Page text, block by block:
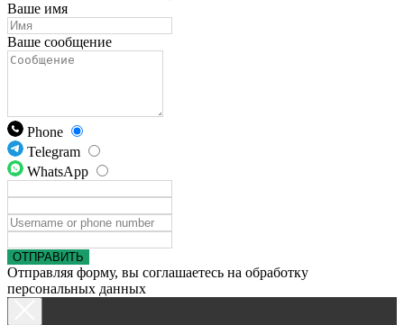
Ваше имя
Ваше сообщение
Phone
Telegram
WhatsApp
ОТПРАВИТЬ
Отправляя форму, вы соглашаетесь на обработку
персональных данных